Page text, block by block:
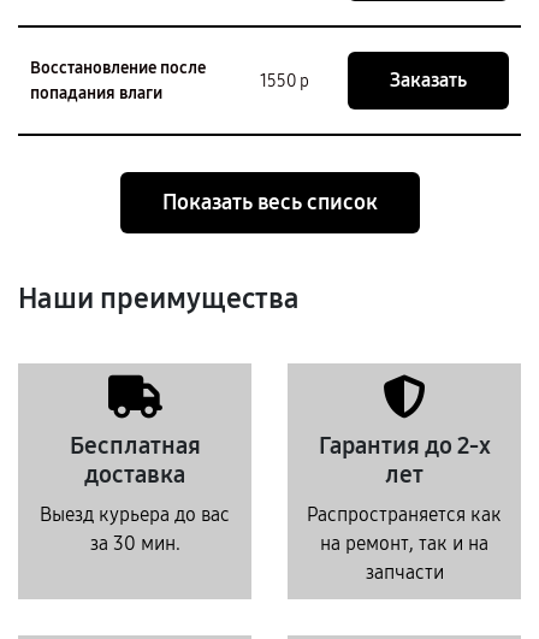
Восстановление после
попадания влаги
1550 р Заказать
Показать весь список
Наши преимущества
Бесплатная
доставка
Выезд курьера до вас
за 30 мин.
Гарантия до 2-х
лет
Распространяется как
на ремонт, так и на
запчасти